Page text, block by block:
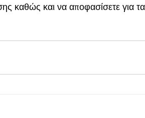
καθώς και να αποφασίσετε για